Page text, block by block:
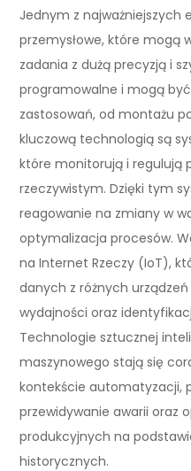
Jednym z najważniejszych
przemysłowe, które mogą
zadania z dużą precyzją i
programowalne i mogą
zastosowań, od montażu
kluczową technologią są
które monitorują i regulują
rzeczywistym. Dzięki tym
reagowanie na zmiany w
optymalizacja procesów.
na Internet Rzeczy (IoT),
danych z różnych
wydajności oraz
Technologie sztucznej
maszynowego stają się
kontekście automatyzacji,
przewidywanie awarii oraz
produkcyjnych na
historycznych.